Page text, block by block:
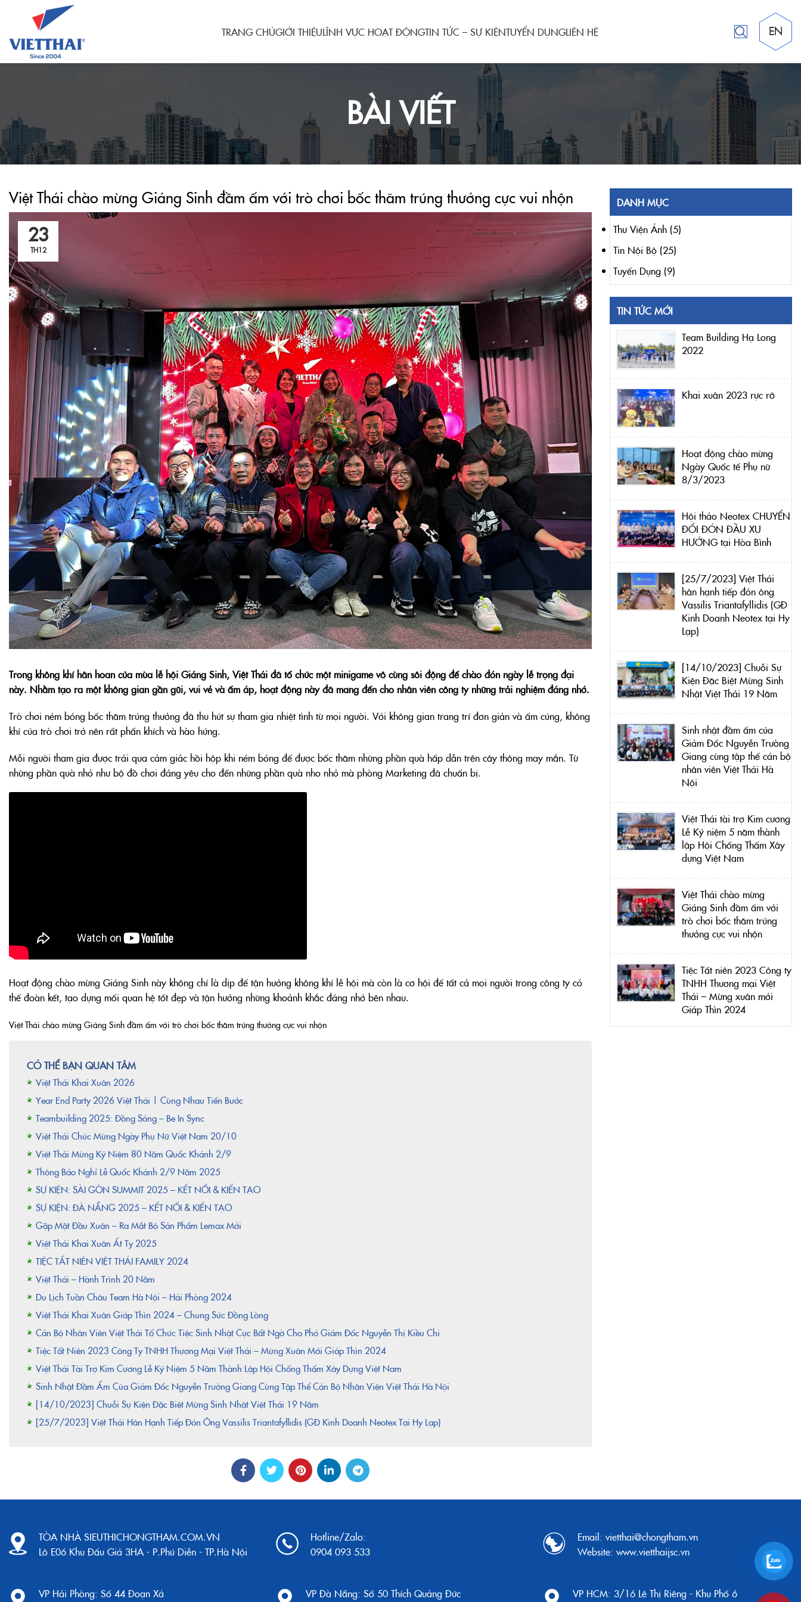
TRANG CHỦGIỚI THIỆULĨNH VỰC HOẠT ĐỘNGTIN TỨC – SỰ KIỆNTUYỂN DỤNGLIÊN HỆ EN
BÀI VIẾT
Việt Thái chào mừng Giáng Sinh đầm ấm với trò chơi bốc thăm trúng thưởng cực vui nhộn
23
TH12
Trong không khí hân hoan của mùa lễ hội Giáng Sinh, Việt Thái đã tổ chức một minigame vô cùng sôi động để chào đón ngày lễ trọng đại
này. Nhằm tạo ra một không gian gần gũi, vui vẻ và ấm áp, hoạt động này đã mang đến cho nhân viên công ty những trải nghiệm đáng nhớ.
Trò chơi ném bóng bốc thăm trúng thưởng đã thu hút sự tham gia nhiệt tình từ mọi người. Với không gian trang trí đơn giản và ấm cúng, không
khí của trò chơi trở nên rất phấn khích và hào hứng.
Mỗi người tham gia được trải qua cảm giác hồi hộp khi ném bóng để được bốc thăm những phần quà hấp dẫn trên cây thông may mắn. Từ
những phần quà nhỏ như bộ đồ chơi đáng yêu cho đến những phần quà nho nhỏ mà phòng Marketing đã chuẩn bị.
Hoạt động chào mừng Giáng Sinh này không chỉ là dịp để tận hưởng không khí lễ hội mà còn là cơ hội để tất cả mọi người trong công ty có
thể đoàn kết, tạo dựng mối quan hệ tốt đẹp và tận hưởng những khoảnh khắc đáng nhớ bên nhau.
Việt Thái chào mừng Giáng Sinh đầm ấm với trò chơi bốc thăm trúng thưởng cực vui nhộn
CÓ THỂ BẠN QUAN TÂM
Việt Thái Khai Xuân 2026
Year End Party 2026 Việt Thái | Cùng Nhau Tiến Bước
Teambuilding 2025: Đồng Sóng – Be In Sync
Việt Thái Chúc Mừng Ngày Phụ Nữ Việt Nam 20/10
Việt Thái Mừng Kỷ Niệm 80 Năm Quốc Khánh 2/9
Thông Báo Nghỉ Lễ Quốc Khánh 2/9 Năm 2025
SỰ KIỆN: SÀI GÒN SUMMIT 2025 – KẾT NỐI & KIẾN TẠO
SỰ KIỆN: ĐÀ NẴNG 2025 – KẾT NỐI & KIẾN TẠO
Gặp Mặt Đầu Xuân – Ra Mắt Bộ Sản Phẩm Lemax Mới
Việt Thái Khai Xuân Ất Tỵ 2025
TIỆC TẤT NIÊN VIỆT THÁI FAMILY 2024
Việt Thái – Hành Trình 20 Năm
Du Lịch Tuần Châu Team Hà Nội – Hải Phòng 2024
Việt Thái Khai Xuân Giáp Thìn 2024 – Chung Sức Đồng Lòng
Cán Bộ Nhân Viên Việt Thái Tổ Chức Tiệc Sinh Nhật Cực Bất Ngờ Cho Phó Giám Đốc Nguyễn Thị Kiều Chi
Tiệc Tất Niên 2023 Công Ty TNHH Thương Mại Việt Thái – Mừng Xuân Mới Giáp Thìn 2024
Việt Thái Tài Trợ Kim Cương Lễ Kỷ Niệm 5 Năm Thành Lập Hội Chống Thấm Xây Dựng Việt Nam
Sinh Nhật Đầm Ấm Của Giám Đốc Nguyễn Trường Giang Cùng Tập Thể Cán Bộ Nhân Viên Việt Thái Hà Nội
[14/10/2023] Chuỗi Sự Kiện Đặc Biệt Mừng Sinh Nhật Việt Thái 19 Năm
[25/7/2023] Việt Thái Hân Hạnh Tiếp Đón Ông Vassilis Triantafyllidis (GĐ Kinh Doanh Neotex Tại Hy Lạp)
DANH MỤC
Thư Viện Ảnh (5)
Tin Nội Bộ (25)
Tuyển Dụng (9)
TIN TỨC MỚI
Team Building Hạ Long
2022
Khai xuân 2023 rực rỡ
Hoạt động chào mừng
Ngày Quốc tế Phụ nữ
8/3/2023
Hội thảo Neotex CHUYỂN
ĐỔI ĐÓN ĐẦU XU
HƯỚNG tại Hòa Bình
[25/7/2023] Việt Thái
hân hạnh tiếp đón ông
Vassilis Triantafyllidis (GĐ
Kinh Doanh Neotex tại Hy
Lạp)
[14/10/2023] Chuỗi Sự
Kiện Đặc Biệt Mừng Sinh
Nhật Việt Thái 19 Năm
Sinh nhật đầm ấm của
Giám Đốc Nguyễn Trường
Giang cùng tập thể cán bộ
nhân viên Việt Thái Hà
Nội
Việt Thái tài trợ Kim cương
Lễ Kỷ niệm 5 năm thành
lập Hội Chống Thấm Xây
dựng Việt Nam
Việt Thái chào mừng
Giáng Sinh đầm ấm với
trò chơi bốc thăm trúng
thưởng cực vui nhộn
Tiệc Tất niên 2023 Công ty
TNHH Thương mại Việt
Thái – Mừng xuân mới
Giáp Thìn 2024
TÒA NHÀ SIEUTHICHONGTHAM.COM.VN
Lô E06 Khu Đấu Giá 3HA - P.Phú Diễn - TP.Hà Nội
Hotline/Zalo:
0904 093 533
Email: vietthai@chongtham.vn
Website: www.vietthaijsc.vn
VP Hải Phòng: Số 44 Đoạn Xá
VP Đà Nẵng: Số 50 Thích Quảng Đức
VP HCM: 3/16 Lê Thị Riêng - Khu Phố 6